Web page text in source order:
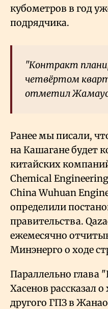
кубометров в год
подрядчика.
"Контракт
четвёртом
отметил
Ранее мы писали,
на Кашагане будет
китайских
Chemical
China Wuhuan
определили
правительства.
ежемесячно
Минэнерго о ходе
Параллельно глава
Хасенов рассказал
другого ГПЗ в